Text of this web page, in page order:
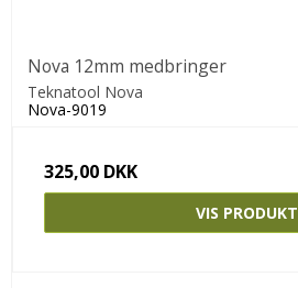
Nova 12mm medbringer
Teknatool Nova
Nova-9019
325,00 DKK
VIS PRODUKT